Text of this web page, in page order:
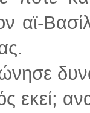
αϊ-
εκεί;